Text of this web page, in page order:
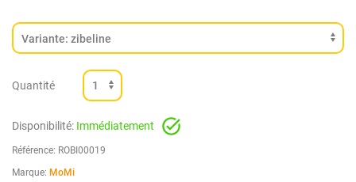
Quantité
Disponibilité: Immédiatement
Référence: ROBI00019
Marque: MoMi